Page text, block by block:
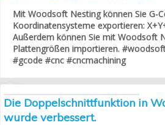
Mit Woodsoft Nesting können Sie G-
Koordinatensysteme exportieren:
Außerdem können Sie mit Woodsoft
Plattengrößen importieren.
#gcode #cnc #cncmachining
Die Doppelschnittfunktion in
wurde verbessert.